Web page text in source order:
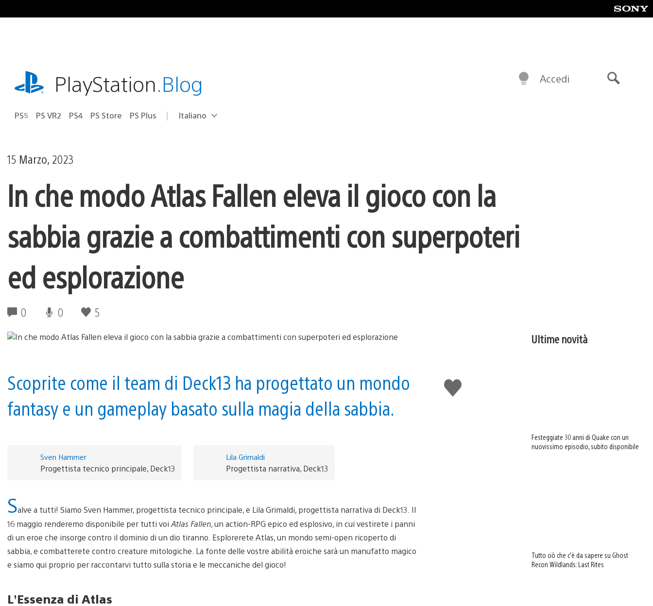
al
playstation.comPlayStation.Blog
PS5 PS VR2 PS4 PS Store PS Plus Seleziona
Regione
Italiano
Accedi
15 Marzo, 2023
In che modo Atlas Fallen eleva il gioco con la
sabbia grazie a combattimenti con superpoteri
ed esplorazione
0 0 5
Mi
piace
Scoprite come il team di Deck13 ha progettato un mondo
fantasy e un gameplay basato sulla magia della sabbia.
Sven Hammer
Progettista tecnico principale, Deck13
Lila Grimaldi
Progettista narrativa, Deck13
Salve a tutti! Siamo Sven Hammer, progettista tecnico principale, e Lila Grimaldi, progettista narrativa di Deck13. Il
16 maggio renderemo disponibile per tutti voi Atlas Fallen, un action-RPG epico ed esplosivo, in cui vestirete i panni
di un eroe che insorge contro il dominio di un dio tiranno. Esplorerete Atlas, un mondo semi-open ricoperto di
sabbia, e combatterete contro creature mitologiche. La fonte delle vostre abilità eroiche sarà un manufatto magico
e siamo qui proprio per raccontarvi tutto sulla storia e le meccaniche del gioco!
L’Essenza di Atlas
Ultime novità
Festeggiate 30 anni di Quake con un
nuovissimo episodio, subito disponibile
Tutto ciò che c’è da sapere su Ghost
Recon Wildlands: Last Rites